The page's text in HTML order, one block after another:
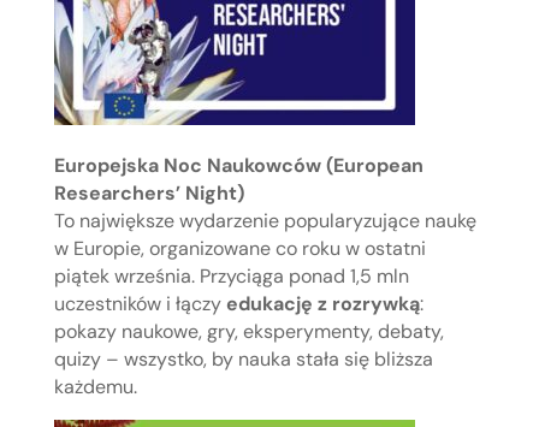
Europejska Noc Naukowców (European
Researchers’ Night)
To największe wydarzenie popularyzujące naukę
w Europie, organizowane co roku w ostatni
piątek września. Przyciąga ponad 1,5 mln
uczestników i łączyedukację z rozrywką:
pokazy naukowe, gry, eksperymenty, debaty,
quizy – wszystko, by nauka stała się bliższa
każdemu.